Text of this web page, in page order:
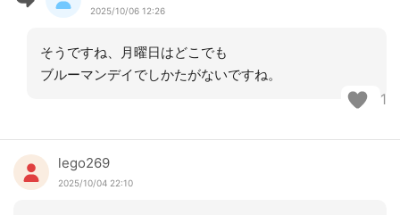
2025/10/06 12:26
そうですね、月曜日はどこでも
ブルーマンデイでしかたがないですね。
1
lego269
2025/10/04 22:10